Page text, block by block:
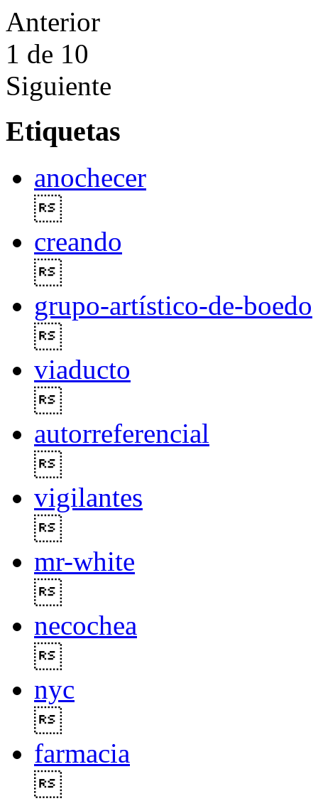
Anterior
1 de 10
Siguiente
Etiquetas
anochecer
creando
grupo-artístico-de-boedo
viaducto
autorreferencial
vigilantes
mr-white
necochea
nyc
farmacia